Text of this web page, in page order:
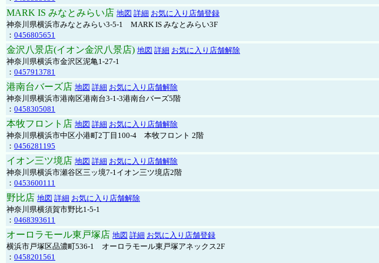
MARK IS みなとみらい店 地図 詳細 お気に入り店舗登録
神奈川県横浜市みなとみらい3-5-1 MARK IS みなとみらい3F
： 0456805651
金沢八景店(イオン金沢八景店) 地図 詳細 お気に入り店舗解除
神奈川県横浜市金沢区泥亀1-27-1
： 0457913781
港南台バーズ店 地図 詳細 お気に入り店舗解除
神奈川県横浜市港南区港南台3-1-3港南台バーズ5階
： 0458305081
本牧フロント店 地図 詳細 お気に入り店舗解除
神奈川県横浜市中区小港町2丁目100-4 本牧フロント 2階
： 0456281195
イオン三ツ境店 地図 詳細 お気に入り店舗解除
神奈川県横浜市瀬谷区三ッ境7-1イオン三ツ境店2階
： 0453600111
野比店 地図 詳細 お気に入り店舗解除
神奈川県横須賀市野比1-5-1
： 0468393611
オーロラモール東戸塚店 地図 詳細 お気に入り店舗登録
横浜市戸塚区品濃町536-1 オーロラモール東戸塚アネックス2F
： 0458201561